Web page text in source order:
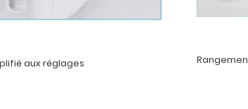
aux réglages